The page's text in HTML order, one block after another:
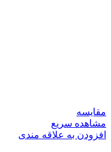
مقایسه
مشاهده سریع
افزودن به علاقه مندی